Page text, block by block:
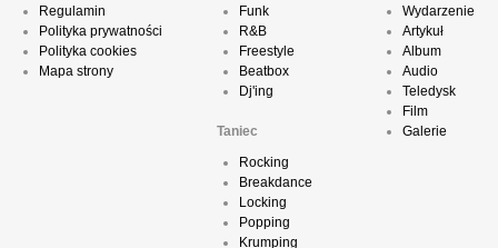
Regulamin
Polityka prywatności
Polityka cookies
Mapa strony
Funk
R&B
Freestyle
Beatbox
Dj'ing
Taniec
Rocking
Breakdance
Locking
Popping
Krumping
Wydarzenie
Artykuł
Album
Audio
Teledysk
Film
Galerie